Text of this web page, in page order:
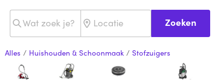
Zoeken
Alles / Huishouden & Schoonmaak / Stofzuigers